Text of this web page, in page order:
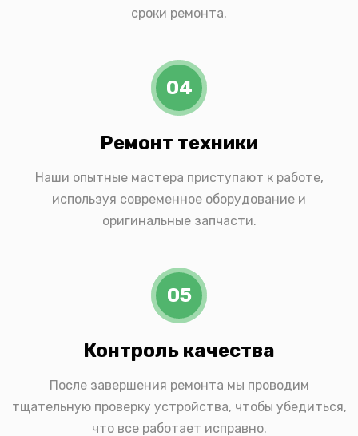
сроки ремонта.
04
Ремонт техники
Наши опытные мастера приступают к работе,
используя современное оборудование и
оригинальные запчасти.
05
Контроль качества
После завершения ремонта мы проводим
тщательную проверку устройства, чтобы убедиться,
что все работает исправно.